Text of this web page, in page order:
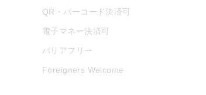
QR・バーコード決済可
電子マネー決済可
バリアフリー
Foreigners Welcome